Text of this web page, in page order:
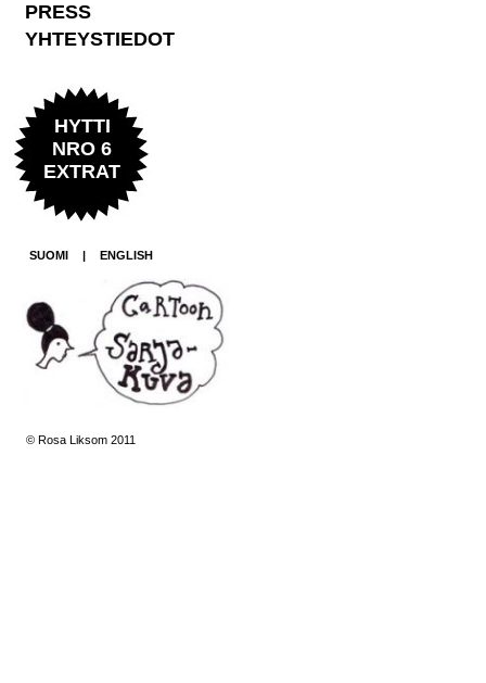
PRESS
YHTEYSTIEDOT
HYTTI
NRO 6
EXTRAT
SUOMI | ENGLISH
© Rosa Liksom 2011